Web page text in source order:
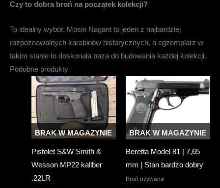
Czy to dobra broń na początek kolekcji?
To idealny wybór. Mosin Nagant to jeden z najbardziej
rozpoznawalnych karabinów historycznych, a egzemplarz w
takim stanie to doskonała baza do budowania każdej kolekcji.
Podobne produkty
BRAK W MAGAZYNIE
Pistolet S&W Smith &
Wesson MP22 kaliber
.22LR
BRAK W MAGAZYNIE
Beretta Model 81 | 7,65
mm | Stan bardzo dobry
Broń używana